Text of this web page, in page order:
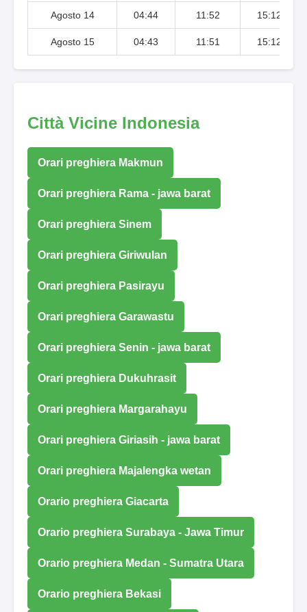
Agosto 14 04:44 11:52 15:12
Agosto 15 04:43 11:51 15:12
Città Vicine Indonesia
Orari preghiera Makmun
Orari preghiera Rama - jawa barat
Orari preghiera Sinem
Orari preghiera Giriwulan
Orari preghiera Pasirayu
Orari preghiera Garawastu
Orari preghiera Senin - jawa barat
Orari preghiera Dukuhrasit
Orari preghiera Margarahayu
Orari preghiera Giriasih - jawa barat
Orari preghiera Majalengka wetan
Orario preghiera Giacarta
Orario preghiera Surabaya - Jawa Timur
Orario preghiera Medan - Sumatra Utara
Orario preghiera Bekasi